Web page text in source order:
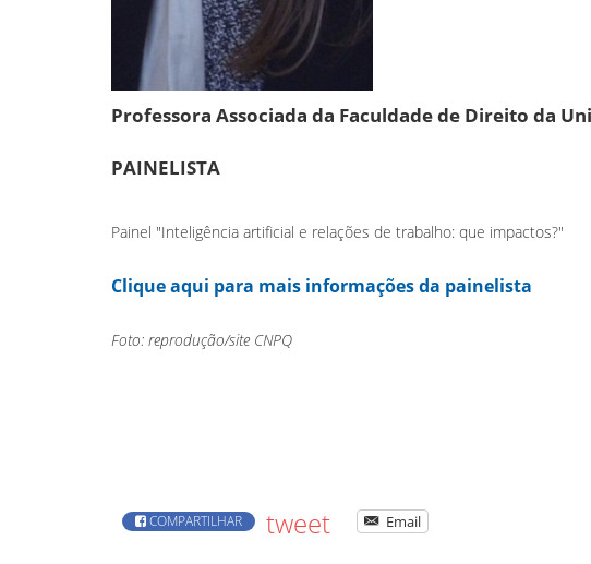
Professora Associada da Faculdade de Direito da
PAINELISTA
Painel "Inteligência artificial e relações de trabalho: que impactos?"
Clique aqui para mais informações da painelista
Foto: reprodução/site CNPQ
COMPARTILHAR tweet Email